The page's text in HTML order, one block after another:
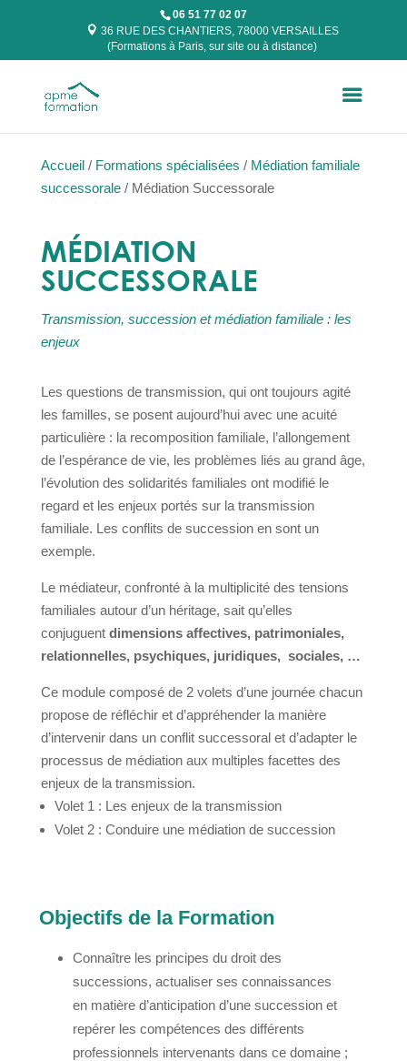
06 51 77 02 07
36 RUE DES CHANTIERS, 78000 VERSAILLES
(Formations à Paris, sur site ou à distance)
Accueil/ Formations spécialisées / Médiation familiale
successorale/ Médiation Successorale
MÉDIATION
SUCCESSORALE
Transmission, succession et médiation familiale : les
enjeux
Les questions de transmission, qui ont toujours agité
les familles, se posent aujourd’hui avec une acuité
particulière : la recomposition familiale, l’allongement
de l’espérance de vie, les problèmes liés au grand âge,
l’évolution des solidarités familiales ont modifié le
regard et les enjeux portés sur la transmission
familiale. Les conflits de succession en sont un
exemple.
Le médiateur, confronté à la multiplicité des tensions
familiales autour d’un héritage, sait qu’elles
conjuguent dimensions affectives, patrimoniales,
relationnelles, psychiques, juridiques, sociales, …
Ce module composé de 2 volets d’une journée chacun
propose de réfléchir et d’appréhender la manière
d’intervenir dans un conflit successoral et d’adapter le
processus de médiation aux multiples facettes des
enjeux de la transmission.
Volet 1 : Les enjeux de la transmission
Volet 2 : Conduire une médiation de succession
Objectifs de la Formation
Connaître les principes du droit des
successions, actualiser ses connaissances
en matière d’anticipation d’une succession et
repérer les compétences des différents
professionnels intervenants dans ce domaine ;